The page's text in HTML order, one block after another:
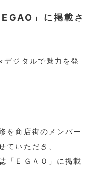
」に掲載さ
ジタルで魅力を発
を商店街のメンバー
ていただき、
「ＥＧＡＯ」に掲載